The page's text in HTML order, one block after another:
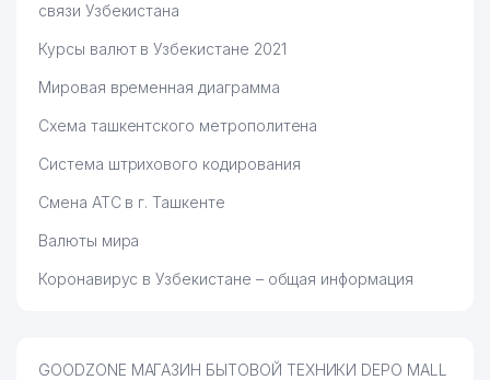
связи Узбекистана
Курсы валют в Узбекистане 2021
Мировая временная диаграмма
Схема ташкентского метрополитена
Система штрихового кодирования
Смена АТС в г. Ташкенте
Валюты мира
Коронавирус в Узбекистане – общая информация
GOODZONE МАГАЗИН БЫТОВОЙ ТЕХНИКИ DEPO MALL